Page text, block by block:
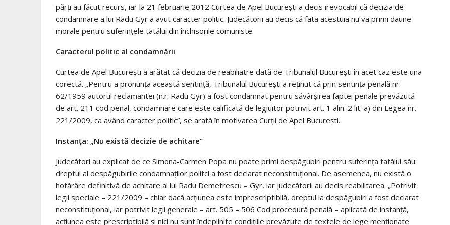
părţi au făcut recurs, iar la 21 februarie 2012 Curtea de Apel Bucureşti a decis irevocabil că decizia de
condamnare a lui Radu Gyr a avut caracter politic. Judecătorii au decis că fata acestuia nu va primi daune
morale pentru suferinţele tatălui din închisorile comuniste.
Caracterul politic al condamnării
Curtea de Apel Bucureşti a arătat că decizia de reabiliatre dată de Tribunalul Bucureşti în acet caz este una
corectă. „Pentru a pronunţa această sentinţă, Tribunalul Bucureşti a reţinut că prin sentinţa penală nr.
62/1959 autorul reclamantei (n.r. Radu Gyr) a fost condamnat pentru săvârşirea faptei penale prevăzută
de art. 211 cod penal, condamnare care este calificată de legiuitor potrivit art. 1 alin. 2 lit. a) din Legea nr.
221/2009, ca având caracter politic”, se arată în motivarea Curţii de Apel Bucureşti.
Instanţa: „Nu există decizie de achitare”
Judecători au explicat de ce Simona-Carmen Popa nu poate primi despăgubiri pentru suferinţa tatălui său:
dreptul al despăgubirile condamnaţilor politci a fost declarat neconstituţional. De asemenea, nu există o
hotărâre definitivă de achitare al lui Radu Demetrescu – Gyr, iar judecătorii au decis reabilitarea. „Potrivit
legii speciale – 221/2009 – chiar dacă acţiunea este imprescriptibilă, dreptul la despăgubiri a fost declarat
neconstituţional, iar potrivit legii generale – art. 505 – 506 Cod procedură penală – aplicată de instanţă,
acţiunea este prescriptibilă şi nici nu sunt îndeplinite condiţiile prevăzute de textele de lege menţionate